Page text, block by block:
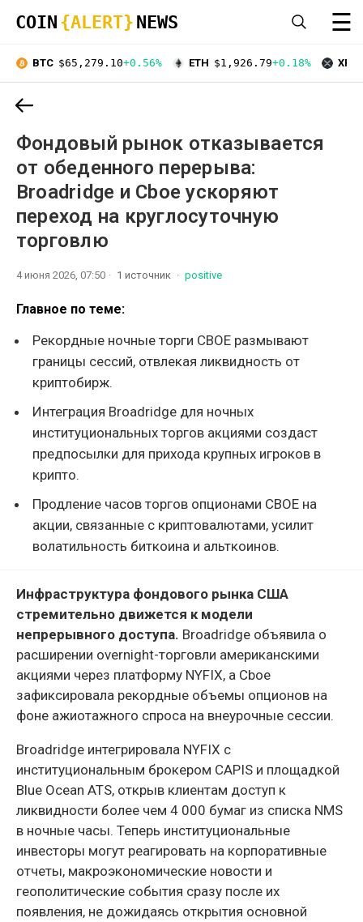
COIN {ALERT} NEWS ☰
BTC $65,279.10+0.56% ETH $1,926.79+0.18% XRP
Фондовый рынок отказывается
от обеденного перерыва:
Broadridge и Cboe ускоряют
переход на круглосуточную
торговлю
4 июня 2026, 07:50 1 источник positive
Главное по теме:
Рекордные ночные торги CBOE размывают
границы сессий, отвлекая ликвидность от
криптобирж.
Интеграция Broadridge для ночных
институциональных торгов акциями создаст
предпосылки для прихода крупных игроков в
крипто.
Продление часов торгов опционами CBOE на
акции, связанные с криптовалютами, усилит
волатильность биткоина и альткоинов.
Инфраструктура фондового рынка США
стремительно движется к модели
непрерывного доступа. Broadridge объявила о
расширении overnight-торговли американскими
акциями через платформу NYFIX, а Cboe
зафиксировала рекордные объемы опционов на
фоне ажиотажного спроса на внеурочные сессии.
Broadridge интегрировала NYFIX с
институциональным брокером CAPIS и площадкой
Blue Ocean ATS, открыв клиентам доступ к
ликвидности более чем 4 000 бумаг из списка NMS
в ночные часы. Теперь институциональные
инвесторы могут реагировать на корпоративные
отчеты, макроэкономические новости и
геополитические события сразу после их
появления, не дожидаясь открытия основной